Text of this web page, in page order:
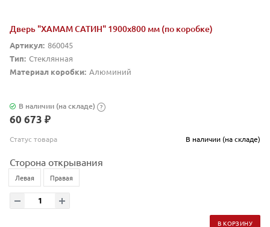
Дверь "ХАМАМ САТИН" 1900х800 мм (по коробке)
Артикул: 860045
Тип: Стеклянная
Материал коробки: Алюминий
В наличии (на складе) ?
60 673 ₽
Статус товара В наличии (на складе)
Сторона открывания
Левая Правая
В КОРЗИНУ